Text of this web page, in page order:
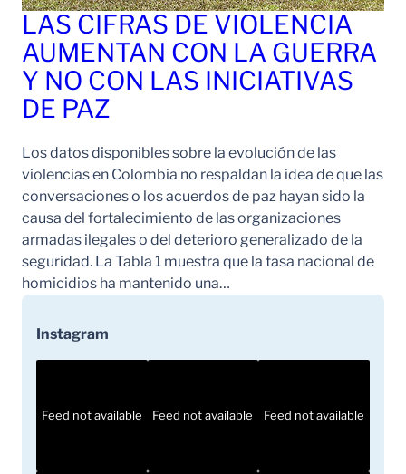
LAS CIFRAS DE VIOLENCIA
AUMENTAN CON LA GUERRA
Y NO CON LAS INICIATIVAS
DE PAZ
Los datos disponibles sobre la evolución de las
violencias en Colombia no respaldan la idea de que las
conversaciones o los acuerdos de paz hayan sido la
causa del fortalecimiento de las organizaciones
armadas ilegales o del deterioro generalizado de la
seguridad. La Tabla 1 muestra que la tasa nacional de
homicidios ha mantenido una…
Instagram
Feed not available Feed not available Feed not available